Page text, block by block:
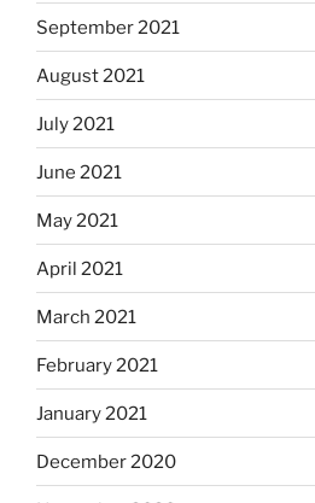
September 2021
August 2021
July 2021
June 2021
May 2021
April 2021
March 2021
February 2021
January 2021
December 2020